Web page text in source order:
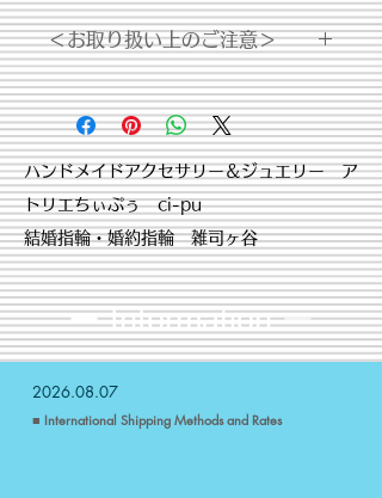
＜お取り扱い上のご注意＞
・体質によって、かゆみ・かぶれを生
じる場合があります。皮膚に異常を感
じた時は、速やかにご使用をお止めい
ただき皮膚科専門医にご相談下さい。
​ハンドメイドアクセサリー＆ジュエリー ア
トリエちぃぷぅ ci-pu
結婚指輪・婚約指輪 雑司ヶ谷
ー Informationー
2026.08.07
■ International Shipping Methods and Rates